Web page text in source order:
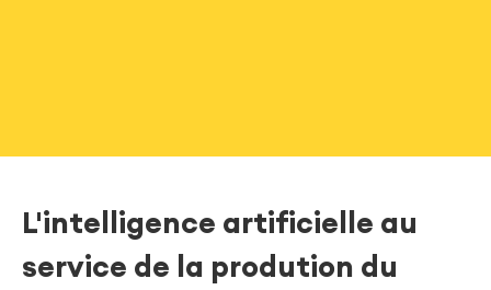
L'intelligence artificielle au
service de la prodution du